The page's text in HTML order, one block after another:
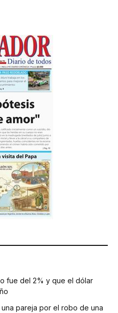
fue del 2% y que el dólar
pareja por el robo de una